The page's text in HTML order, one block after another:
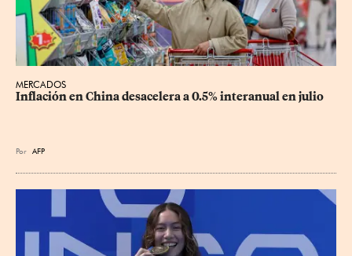
MERCADOS
Inflación en China desacelera a 0.5% interanual en julio
Por AFP